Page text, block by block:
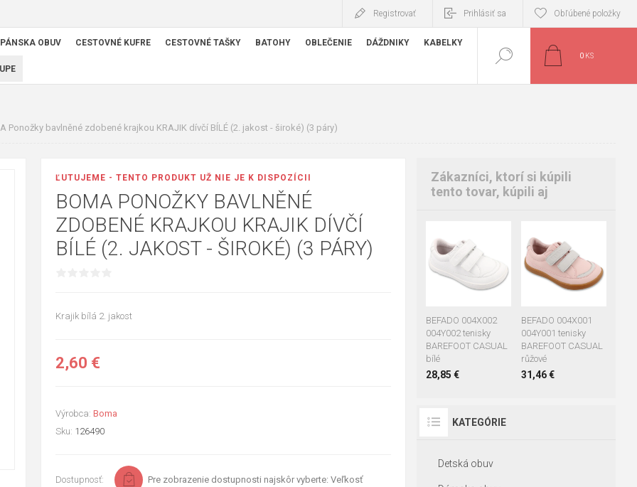
Registrovať Prihlásiť sa Obľúbené položky
PÁNSKA OBUV CESTOVNÉ KUFRE CESTOVNÉ TAŠKY BATOHY OBLEČENIE DÁŽDNIKY KABELKY
0 KS
Ponožky bavlněné zdobené krajkou KRAJIK dívčí BÍLÉ (2. jakost - široké) (3 páry)
ĽUTUJEME - TENTO PRODUKT UŽ NIE JE K DISPOZÍCII
BOMA PONOŽKY BAVLNĚNÉ
ZDOBENÉ KRAJKOU KRAJIK DÍVČÍ
BÍLÉ (2. JAKOST - ŠIROKÉ) (3 PÁRY)
Krajik bílá 2. jakost
2,60 €
Výrobca: Boma
Sku: 126490
Dostupnosť: Pre zobrazenie dostupnosti najskôr vyberte: Veľkosť
Zákazníci, ktorí si kúpili
tento tovar, kúpili aj
BEFADO 004X002
004Y002 tenisky
BAREFOOT CASUAL
bílé
28,85 €
29
31
33
BEFADO 004X001
004Y001 tenisky
BAREFOOT CASUAL
růžové
31,46 €
KATEGÓRIE
Detská obuv